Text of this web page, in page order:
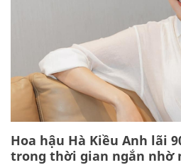
Hoa hậu Hà Kiều Anh lãi
trong thời gian ngắn nhờ